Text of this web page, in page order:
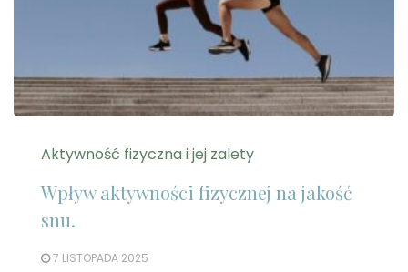
Aktywność fizyczna i jej zalety
Wpływ aktywności fizycznej na jakość
snu.
7 LISTOPADA 2025